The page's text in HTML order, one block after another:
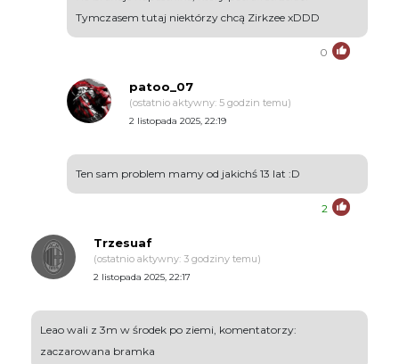
Tymczasem tutaj niektórzy chcą Zirkzee xDDD
0
patoo_07
(ostatnio aktywny: 5 godzin temu)
2 listopada 2025, 22:19
Ten sam problem mamy od jakichś 13 lat :D
2
Trzesuaf
(ostatnio aktywny: 3 godziny temu)
2 listopada 2025, 22:17
Leao wali z 3m w środek po ziemi, komentatorzy:
zaczarowana bramka